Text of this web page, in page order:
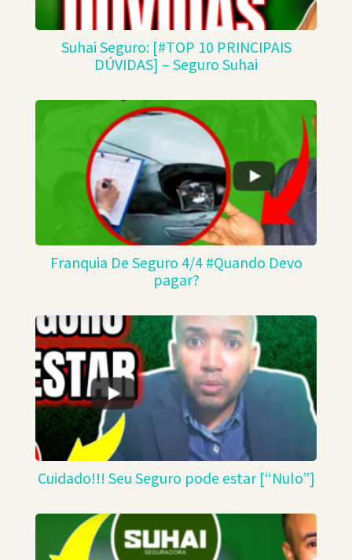
Suhai Seguro: [#TOP 10 PRINCIPAIS
DÚVIDAS] – Seguro Suhai
Franquia De Seguro 4/4 #Quando Devo
pagar?
Cuidado!!! Seu Seguro pode estar [“Nulo”]